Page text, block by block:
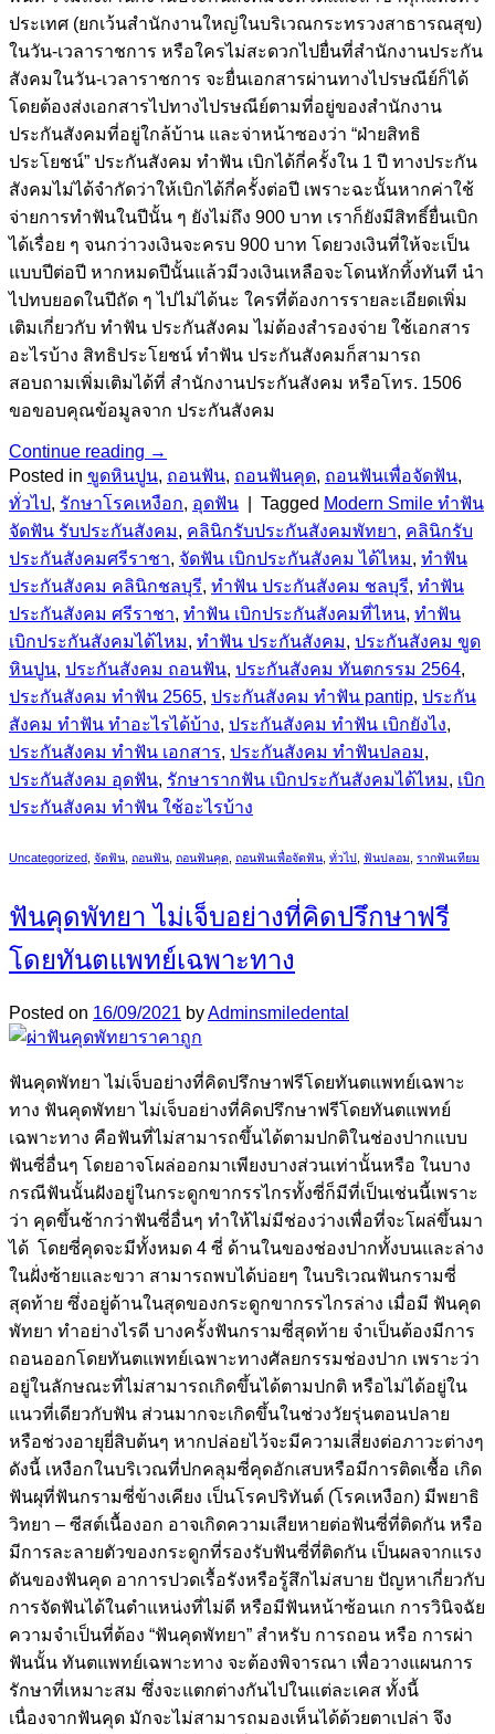
ประเทศ (ยกเว้นสำนักงานใหญ่ในบริเวณกระทรวงสาธารณสุข)
ในวัน-เวลาราชการ หรือใครไม่สะดวกไปยื่นที่สำนักงานประกัน
สังคมในวัน-เวลาราชการ จะยื่นเอกสารผ่านทางไปรษณีย์ก็ได้
โดยต้องส่งเอกสารไปทางไปรษณีย์ตามที่อยู่ของสำนักงาน
ประกันสังคมที่อยู่ใกล้บ้าน และจ่าหน้าซองว่า “ฝ่ายสิทธิ
ประโยชน์” ประกันสังคม ทำฟัน เบิกได้กี่ครั้งใน 1 ปี ทางประกัน
สังคมไม่ได้จำกัดว่าให้เบิกได้กี่ครั้งต่อปี เพราะฉะนั้นหากค่าใช้
จ่ายการทำฟันในปีนั้น ๆ ยังไม่ถึง 900 บาท เราก็ยังมีสิทธิ์ยื่นเบิก
ได้เรื่อย ๆ จนกว่าวงเงินจะครบ 900 บาท โดยวงเงินที่ให้จะเป็น
แบบปีต่อปี หากหมดปีนั้นแล้วมีวงเงินเหลือจะโดนหักทิ้งทันที นำ
ไปทบยอดในปีถัด ๆ ไปไม่ได้นะ ใครที่ต้องการรายละเอียดเพิ่ม
เติมเกี่ยวกับ ทำฟัน ประกันสังคม ไม่ต้องสำรองจ่าย ใช้เอกสาร
อะไรบ้าง สิทธิประโยชน์ ทำฟัน ประกันสังคมก็สามารถ
สอบถามเพิ่มเติมได้ที่ สำนักงานประกันสังคม หรือโทร. 1506
ขอขอบคุณข้อมูลจาก ประกันสังคม
Continue reading →
Posted in ขูดหินปูน, ถอนฟัน, ถอนฟันคุด, ถอนฟันเพื่อจัดฟัน,
ทั่วไป, รักษาโรคเหงือก, อุดฟัน Tagged Modern Smile ทำฟัน
จัดฟัน รับประกันสังคม, คลินิกรับประกันสังคมพัทยา, คลินิกรับ
ประกันสังคมศรีราชา, จัดฟัน เบิกประกันสังคม ได้ไหม, ทำฟัน
ประกันสังคม คลินิกชลบุรี, ทำฟัน ประกันสังคม ชลบุรี, ทำฟัน
ประกันสังคม ศรีราชา, ทำฟัน เบิกประกันสังคมที่ไหน, ทำฟัน
เบิกประกันสังคมได้ไหม, ทําฟัน ประกันสังคม, ประกันสังคม ขูด
หินปูน, ประกันสังคม ถอนฟัน, ประกันสังคม ทันตกรรม 2564,
ประกันสังคม ทำฟัน 2565, ประกันสังคม ทำฟัน pantip, ประกัน
สังคม ทำฟัน ทำอะไรได้บ้าง, ประกันสังคม ทำฟัน เบิกยังไง,
ประกันสังคม ทำฟัน เอกสาร, ประกันสังคม ทำฟันปลอม,
ประกันสังคม อุดฟัน, รักษารากฟัน เบิกประกันสังคมได้ไหม, เบิก
ประกันสังคม ทำฟัน ใช้อะไรบ้าง
Uncategorized จัดฟัน ถอนฟัน ถอนฟันคุด ถอนฟันเพื่อจัดฟัน ทั่วไป ฟันปลอม รากฟันเทียม
ฟันคุดพัทยา ไม่เจ็บอย่างที่คิดปรึกษาฟรี
โดยทันตแพทย์เฉพาะทาง
Posted on 16/09/2021 byAdminsmiledental
ฟันคุดพัทยา ไม่เจ็บอย่างที่คิดปรึกษาฟรีโดยทันตแพทย์เฉพาะ
ทาง ฟันคุดพัทยา ไม่เจ็บอย่างที่คิดปรึกษาฟรีโดยทันตแพทย์
เฉพาะทาง คือฟันที่ไม่สามารถขึ้นได้ตามปกติในช่องปากแบบ
ฟันซี่อื่นๆ โดยอาจโผล่ออกมาเพียงบางส่วนเท่านั้นหรือ ในบาง
กรณีฟันนั้นฝังอยู่ในกระดูกขากรรไกรทั้งซี่ก็มีที่เป็นเช่นนี้เพราะ
ว่า คุดขึ้นช้ากว่าฟันซี่อื่นๆ ทำให้ไม่มีช่องว่างเพื่อที่จะโผล่ขึ้นมา
ได้ โดยซี่คุดจะมีทั้งหมด 4 ซี่ ด้านในของช่องปากทั้งบนและล่าง
ในฝั่งซ้ายและขวา สามารถพบได้บ่อยๆ ในบริเวณฟันกรามซี่
สุดท้าย ซึ่งอยู่ด้านในสุดของกระดูกขากรรไกรล่าง เมื่อมี ฟันคุด
พัทยา ทำอย่างไรดี บางครั้งฟันกรามซี่สุดท้าย จำเป็นต้องมีการ
ถอนออกโดยทันตแพทย์เฉพาะทางศัลยกรรมช่องปาก เพราะว่า
อยู่ในลักษณะที่ไม่สามารถเกิดขึ้นได้ตามปกติ หรือไม่ได้อยู่ใน
แนวที่เดียวกับฟัน ส่วนมากจะเกิดขึ้นในช่วงวัยรุ่นตอนปลาย
หรือช่วงอายุยี่สิบต้นๆ หากปล่อยไว้จะมีความเสี่ยงต่อภาวะต่างๆ
ดังนี้ เหงือกในบริเวณที่ปกคลุมซี่คุดอักเสบหรือมีการติดเชื้อ เกิด
ฟันผุที่ฟันกรามซี่ข้างเคียง เป็นโรคปริทันต์ (โรคเหงือก) มีพยาธิ
วิทยา – ซีสต์เนื้องอก อาจเกิดความเสียหายต่อฟันซี่ที่ติดกัน หรือ
มีการละลายตัวของกระดูกที่รองรับฟันซี่ที่ติดกัน เป็นผลจากแรง
ดันของฟันคุด อาการปวดเรื้อรังหรือรู้สึกไม่สบาย ปัญหาเกี่ยวกับ
การจัดฟันได้ในตำแหน่งที่ไม่ดี หรือมีฟันหน้าซ้อนเก การวินิจฉัย
ความจำเป็นที่ต้อง “ฟันคุดพัทยา” สำหรับ การถอน หรือ การผ่า
ฟันนั้น ทันตแพทย์เฉพาะทาง จะต้องพิจารณา เพื่อวางแผนการ
รักษาที่เหมาะสม ซึ่งจะแตกต่างกันไปในแต่ละเคส ทั้งนี้
เนื่องจากฟันคุด มักจะไม่สามารถมองเห็นได้ด้วยตาเปล่า จึง